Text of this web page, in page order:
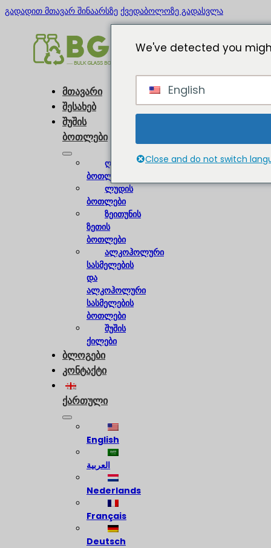
გადადით მთავარ შინაარსზე ქვედაბოლოზე გადასვლა
მთავარი
შესახებ
შუშის
ბოთლები
ღვინის
ბოთლები
ლუდის
ბოთლები
ზეითუნის
ზეთის
ბოთლები
ალკოჰოლური
სასმელების
და
ალკოჰოლური
სასმელების
ბოთლები
შუშის
ქილები
ბლოგები
კონტაქტი
ქართული
English
العربية
Nederlands
Français
Deutsch
We've detected you
English
Close and do not switch